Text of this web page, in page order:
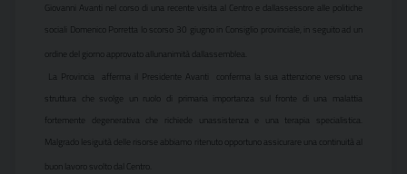
Giovanni Avanti nel corso di una recente visita al Centro e dallassessore alle politiche
sociali Domenico Porretta lo scorso 30 giugno in Consiglio provinciale, in seguito ad un
ordine del giorno approvato allunanimità dallassemblea.
 La Provincia  afferma il Presidente Avanti  conferma la sua attenzione verso una
struttura che svolge un ruolo di primaria importanza sul fronte di una malattia
fortemente degenerativa che richiede unassistenza e una terapia specialistica.
Malgrado lesiguità delle risorse abbiamo ritenuto opportuno assicurare una continuità al
buon lavoro svolto dal Centro.